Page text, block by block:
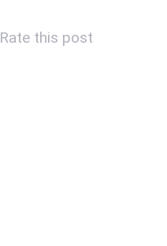
Rate this post